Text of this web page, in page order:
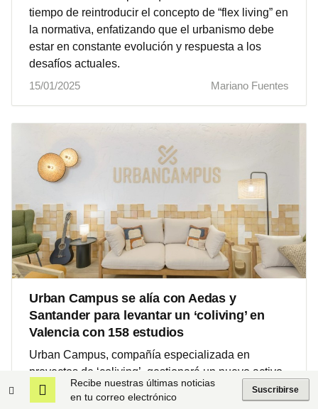
tiempo de reintroducir el concepto de “flex living” en
la normativa, enfatizando que el urbanismo debe
estar en constante evolución y respuesta a los
desafíos actuales.
15/01/2025
Mariano Fuentes
Urban Campus se alía con Aedas y
Santander para levantar un ‘coliving’ en
Valencia con 158 estudios
Urban Campus, compañía especializada en
proyectos de ‘coliving’, gestionará un nuevo activo
de 158 estudios privados en Valencia,
específicamente en Marina-Puerto, y contará con el
Recibe nuestras últimas noticias
en tu correo electrónico
Suscribirse